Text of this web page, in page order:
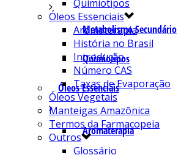
Metabolismo Secundário
Quimiotipos
Óleos Essenciais
Aromaterapia
Quimiotipos
Óleos Essenciais
Aromaterapia
História no Brasil
Introdução
Número CAS
Taxas de Evaporação
Óleos Vegetais
Manteigas Amazônica
Termos da Farmacopeia
Outros
Glossário